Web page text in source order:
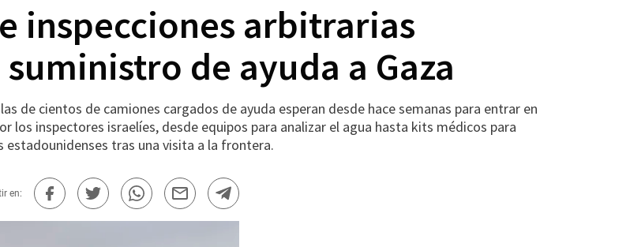
inspecciones arbitrarias
de ayuda a Gaza
de cientos de camiones cargados de ayuda esperan desde hace semanas para entrar en
los inspectores israelíes, desde equipos para analizar el agua hasta kits médicos para
tras una visita a la frontera.
en: